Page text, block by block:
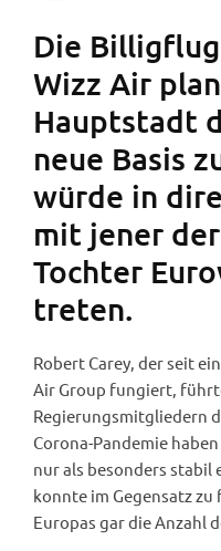
Die
Wizz Air
Hauptstadt
neue Basis
würde in
mit jener
Tochter
treten.
Robert Carey, der seit
Air Group fungiert,
Regierungsmitgliedern
Corona-Pandemie
nur als besonders
konnte im Gegensatz
Europas gar die Anzahl